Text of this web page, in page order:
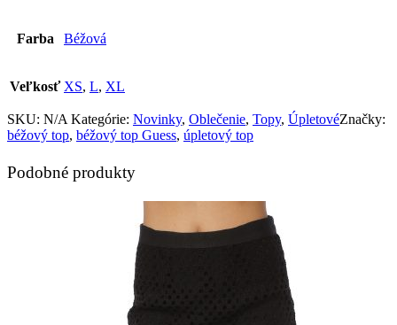
Farba Béžová
Veľkosť XS, L, XL
SKU: N/A Kategórie: Novinky, Oblečenie, Topy, ÚpletovéZnačky:
béžový top, béžový top Guess, úpletový top
Podobné produkty